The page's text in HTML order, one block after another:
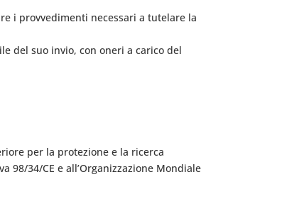
i provvedimenti necessari a tutelare la
del suo invio, con oneri a carico del
per la protezione e la ricerca
98/34/CE e all’Organizzazione Mondiale